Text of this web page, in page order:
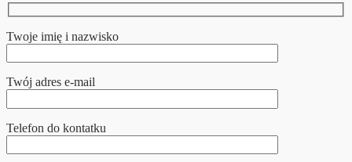
Twoje imię i nazwisko
Twój adres e-mail
Telefon do kontatku